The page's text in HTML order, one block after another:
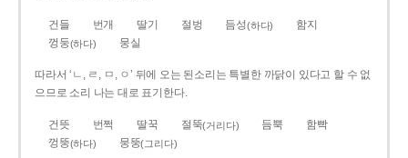
건들 번개 딸기 절벙 듬성(하다)
함지
껑둥(하다) 뭉실
따라서 ‘ㄴ, ㄹ, ㅁ, ㅇ’ 뒤에 오는 된소리는 특별한 까닭이 있다고 할 수 없
으므로 소리 나는 대로 표기한다.
건뜻 번쩍 딸꾹 절뚝(거리다) 듬뿍
함빡
껑뚱(하다) 뭉뚱(그리다)